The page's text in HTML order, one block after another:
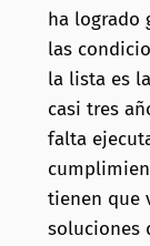
ha logrado
las
la lista es
casi tres
falta
tienen que
soluciones